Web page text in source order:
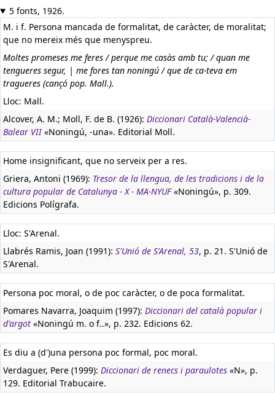
5 fonts, 1926.
M. i f. Persona mancada de formalitat, de caràcter, de moralitat;
que no mereix més que menyspreu.
Moltes promeses me feres / perque me casàs amb tu; / quan me
tengueres segur, | me fores tan noningú / que de ca-teva em
tragueres (cançó pop. Mall.).
Lloc: Mall.
Alcover, A. M.; Moll, F. de B. (1926): Diccionari Català-Valencià-
Balear VII«Noningú, -una». Editorial Moll.
Home insignificant, que no serveix per a res.
Griera, Antoni (1969): Tresor de la llengua, de les tradicions i de la
cultura popular de Catalunya - X - MA-NYUF«Noningú», p. 309.
Edicions Polígrafa.
Lloc: S'Arenal.
Llabrés Ramis, Joan (1991): S'Unió de S'Arenal, 53, p. 21. S'Unió de
S'Arenal.
Persona poc moral, o de poc caràcter, o de poca formalitat.
Pomares Navarra, Joaquim (1997): Diccionari del català popular i
d'argot «Noningú m. o f..», p. 232. Edicions 62.
Es diu a (d')una persona poc formal, poc moral.
Verdaguer, Pere (1999): Diccionari de renecs i paraulotes «N», p.
129. Editorial Trabucaire.